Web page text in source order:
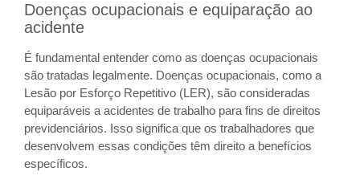
Doenças ocupacionais e equiparação ao
acidente
É fundamental entender como as doenças ocupacionais
são tratadas legalmente. Doenças ocupacionais, como a
Lesão por Esforço Repetitivo (LER), são consideradas
equiparáveis a acidentes de trabalho para fins de direitos
previdenciários. Isso significa que os trabalhadores que
desenvolvem essas condições têm direito a benefícios
específicos.